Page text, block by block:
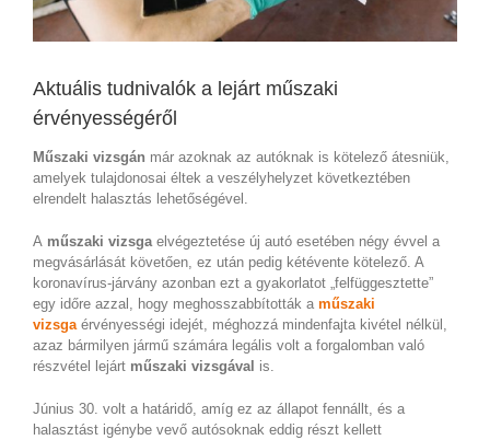
Aktuális tudnivalók a lejárt műszaki
érvényességéről
Műszaki vizsgán már azoknak az autóknak is kötelező átesniük,
amelyek tulajdonosai éltek a veszélyhelyzet következtében
elrendelt halasztás lehetőségével.
A műszaki vizsgaelvégeztetése új autó esetében négy évvel a
megvásárlását követően, ez után pedig kétévente kötelező. A
koronavírus-járvány azonban ezt a gyakorlatot „felfüggesztette”
egy időre azzal, hogy meghosszabbították a műszaki
vizsgaérvényességi idejét, méghozzá mindenfajta kivétel nélkül,
azaz bármilyen jármű számára legális volt a forgalomban való
részvétel lejárt műszaki vizsgával is.
Június 30. volt a határidő, amíg ez az állapot fennállt, és a
halasztást igénybe vevő autósoknak eddig részt kellett